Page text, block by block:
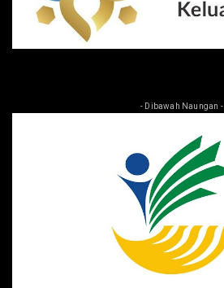
- Dibawah Naungan -